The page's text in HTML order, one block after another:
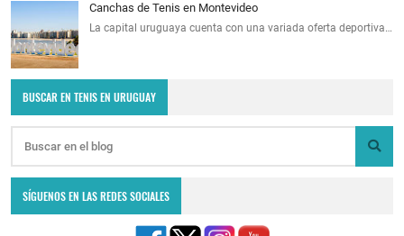
Canchas de Tenis en Montevideo
La capital uruguaya cuenta con una variada oferta deportiva…
BUSCAR EN TENIS EN URUGUAY
SÍGUENOS EN LAS REDES SOCIALES